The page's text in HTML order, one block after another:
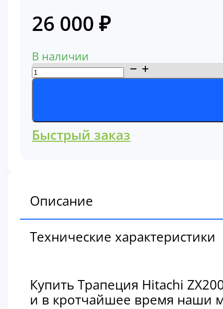
26 000 ₽
В наличии
Количество
товара
Hitachi
ZX200
Hitachi
Быстрый заказ
Описание
Технические характеристики
Купить Трапеция Hitachi
и в кротчайшее время наши